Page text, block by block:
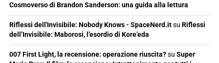
Cosmoverso di Brandon Sanderson: una guida alla lettura
Riflessi dell'Invisibile: Nobody Knows - SpaceNerd.itsu Riflessi
dell’Invisibile: Maborosi, l’esordio di Kore’eda
007 First Light, la recensione: operazione riuscita?su Super